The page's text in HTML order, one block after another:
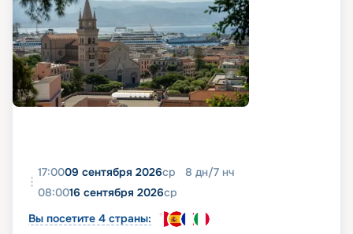
17:0009 сентября 2026ср 8 дн/7 нч
08:0016 сентября 2026ср
Вы посетите 4 страны: